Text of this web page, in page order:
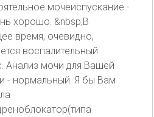
мочеиспускание -
хорошо. &nbsp;В
время, очевидно,
воспалительный
Анализ мочи для Вашей
- нормальный. Я бы Вам